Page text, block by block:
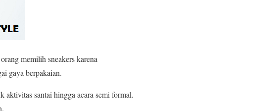
memilih sneakers karena
gaya berpakaian.
santai hingga acara semi formal.